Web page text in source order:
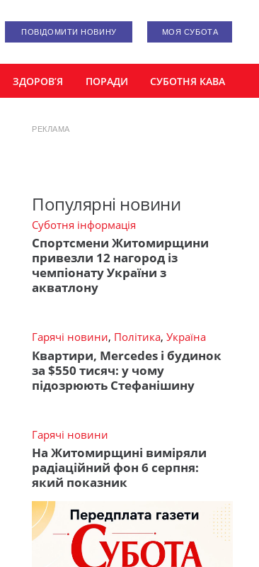
ПОВІДОМИТИ НОВИНУ МОЯ СУБОТА
ЗДОРОВ’Я ПОРАДИ СУБОТНЯ КАВА
РЕКЛАМА
Популярні новини
Суботня інформація
Спортсмени Житомирщини
привезли 12 нагород із
чемпіонату України з
акватлону
Гарячі новини, Політика, Україна
Квартири, Mercedes і будинок
за $550 тисяч: у чому
підозрюють Стефанішину
Гарячі новини
На Житомирщині виміряли
радіаційний фон 6 серпня:
який показник